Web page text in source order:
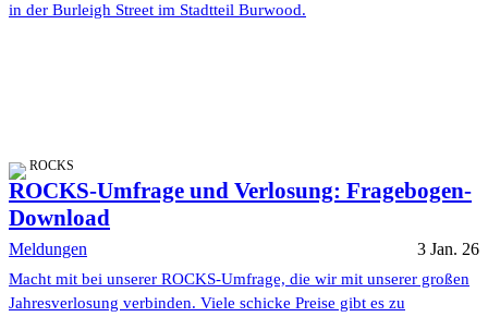
in der Burleigh Street im Stadtteil Burwood.
ROCKS
ROCKS-Umfrage und Verlosung: Fragebogen-
Download
Meldungen 3 Jan. 26
Macht mit bei unserer ROCKS-Umfrage, die wir mit unserer großen
Jahresverlosung verbinden. Viele schicke Preise gibt es zu